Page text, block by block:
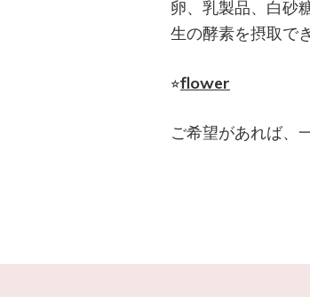
卵、乳製品、白砂
生の酵素を摂取で
⭐︎flower
ご希望があれば、